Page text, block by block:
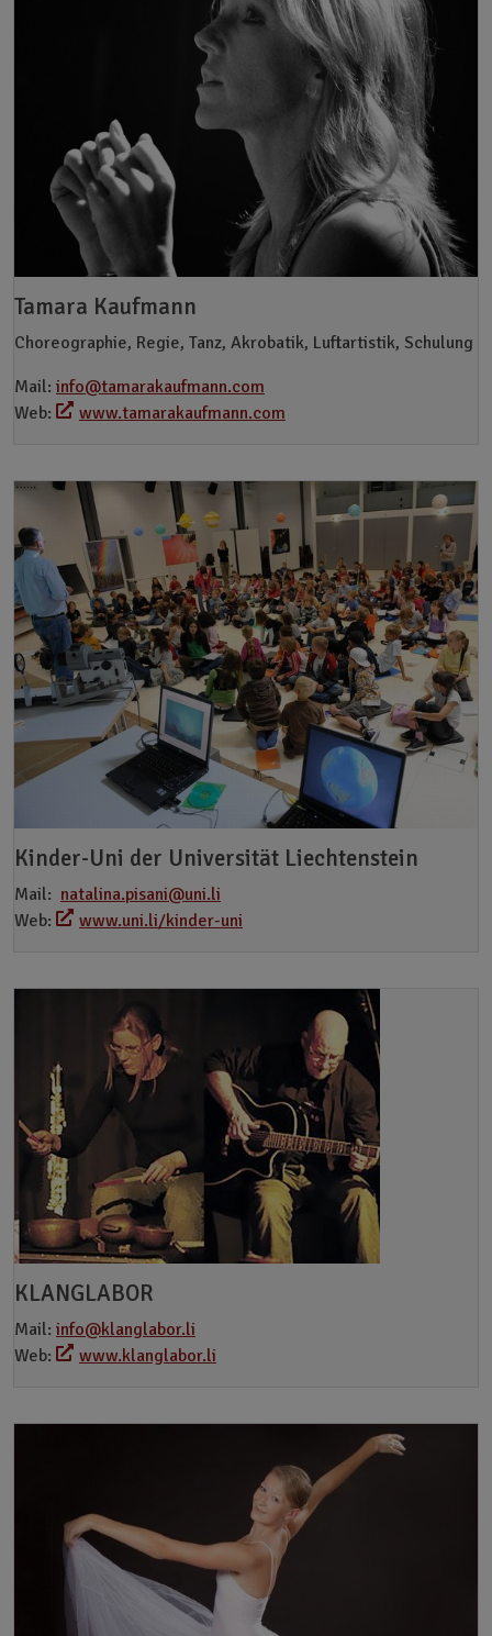
Tamara Kaufmann
Choreographie, Regie, Tanz, Akrobatik, Luftartistik, Schulung
Mail: info@tamarakaufmann.com
Web:
www.tamarakaufmann.com
Kinder-Uni der Universität Liechtenstein
Mail: natalina.pisani@uni.li
Web:
www.uni.li/kinder-uni
KLANGLABOR
Mail: info@klanglabor.li
Web:
www.klanglabor.li